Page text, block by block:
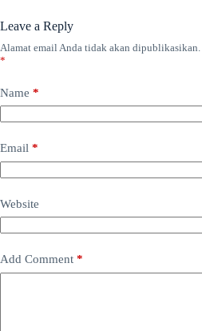
Leave a Reply
Alamat email Anda tidak akan dipublikasikan.
*
Name *
Email *
Website
Add Comment *